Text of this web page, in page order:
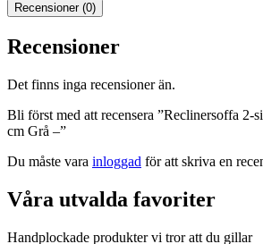
Recensioner (0)
Recensioner
Det finns inga recensioner än.
Bli först med att recensera ”Reclinersoffa 2-
cm Grå –”
Du måste vara inloggad för att skriva en
Våra utvalda favoriter
Handplockade produkter vi tror att du gillar